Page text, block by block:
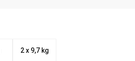
2 x 9,7 kg